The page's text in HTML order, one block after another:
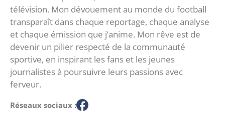
télévision. Mon dévouement au monde du football
transparaît dans chaque reportage, chaque analyse
et chaque émission que j’anime. Mon rêve est de
devenir un pilier respecté de la communauté
sportive, en inspirant les fans et les jeunes
journalistes à poursuivre leurs passions avec
ferveur.
Réseaux sociaux :